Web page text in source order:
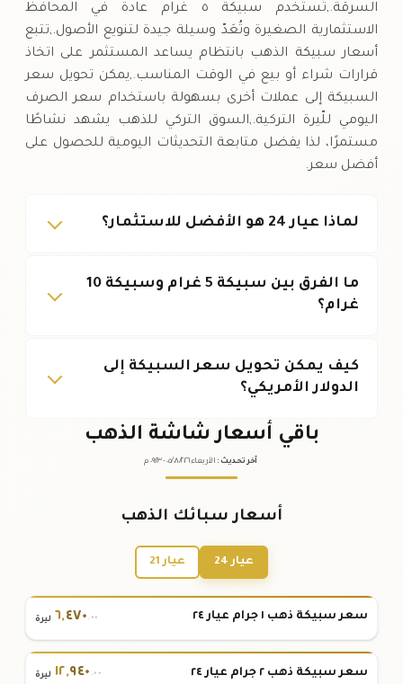
السرقة.,تُستَخدم سبيكة ٥ غرام عادةً في المحافظ
الاستثمارية الصغيرة وتُعَدّ وسيلة جيدة لتنويع الأصول.,تتبع
أسعار سبيكة الذهب بانتظام يساعد المستثمر على اتخاذ
قرارات شراء أو بيع في الوقت المناسب.,يمكن تحويل سعر
السبيكة إلى عملات أخرى بسهولة باستخدام سعر الصرف
اليومي للّيرة التركية.,السوق التركي للذهب يشهد نشاطًا
مستمرًا، لذا يفضل متابعة التحديثات اليومية للحصول على
أفضل سعر.
لماذا عيار 24 هو الأفضل للاستثمار؟
ما الفرق بين سبيكة 5 غرام وسبيكة 10
غرام؟
كيف يمكن تحويل سعر السبيكة إلى
الدولار الأمريكي؟
باقي أسعار شاشة الذهب
آخر تحديث : الأربعاء ٠٥ /٠٨/٢٠٢٦ - ٠٩:٢٣م
أسعار سبائك الذهب
عيار 24 عيار 21
سعر سبيكة ذهب ١ جرام عيار ٢٤ ٦,٤٧٠.٠٠ ليرة
سعر سبيكة ذهب ٢ جرام عيار ٢٤ ١٢,٩٤٠ .٠٠ ليرة